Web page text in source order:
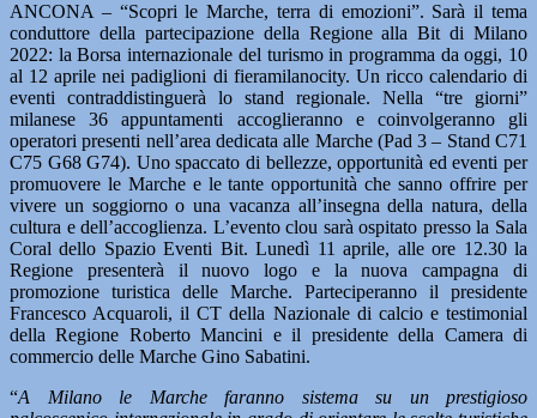
ANCONA – “Scopri le Marche, terra di emozioni”. Sarà il tema
conduttore della partecipazione della Regione alla Bit di Milano
2022: la Borsa internazionale del turismo in programma da oggi, 10
al 12 aprile nei padiglioni di fieramilanocity. Un ricco calendario di
eventi contraddistinguerà lo stand regionale. Nella “tre giorni”
milanese 36 appuntamenti accoglieranno e coinvolgeranno gli
operatori presenti nell’area dedicata alle Marche (Pad 3 – Stand C71
C75 G68 G74). Uno spaccato di bellezze, opportunità ed eventi per
promuovere le Marche e le tante opportunità che sanno offrire per
vivere un soggiorno o una vacanza all’insegna della natura, della
cultura e dell’accoglienza. L’evento clou sarà ospitato presso la Sala
Coral dello Spazio Eventi Bit. Lunedì 11 aprile, alle ore 12.30 la
Regione presenterà il nuovo logo e la nuova campagna di
promozione turistica delle Marche. Parteciperanno il presidente
Francesco Acquaroli, il CT della Nazionale di calcio e testimonial
della Regione Roberto Mancini e il presidente della Camera di
commercio delle Marche Gino Sabatini.
“A Milano le Marche faranno sistema su un prestigioso